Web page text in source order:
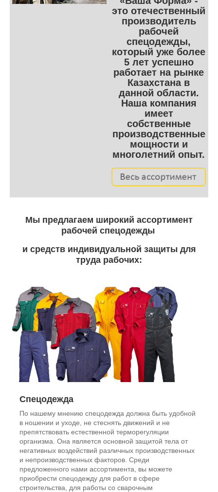
это отечественный
производитель
рабочей
спецодежды,
который уже более
5 лет успешно
работает на рынке
Казахстана в
данной области.
Наша компания
имеет
собственные
производственные
мощности и
многолетний опыт.
Мы предлагаем широкий ассортимент
рабочей спецодежды
и средств индивидуальной защиты для
труда рабочих:
Спецодежда
По нашему мнению спецодежда должна быть удобной
в ношении и уходе, не стеснять движений и не
препятствовать естественной терморегуляции
организма. Она является основной защитой тела от
негативных воздействий различных производственных
и непроизводственных факторов. Среди
предложенного нами ассортимента, вы можете
приобрести спецодежду для работ в сфере
строительства, для работы со сварочным